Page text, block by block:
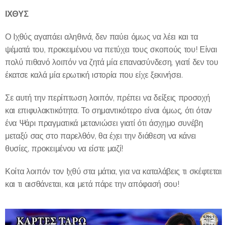
ΙΧΘΥΣ
Ο Ιχθύς αγαπάει αληθινά, δεν παύει όμως να λέει και τα
ψέματά του, προκειμένου να πετύχει τους σκοπούς του! Είναι
πολύ πιθανό λοιπόν να ζητά μία επανασύνδεση, γιατί δεν του
έκατσε καλά μία ερωτική ιστορία που είχε ξεκινήσει.
Σε αυτή την περίπτωση λοιπόν, πρέπει να δείξεις προσοχή
και επιφυλακτικότητα. Το σημαντικότερο είναι όμως, ότι όταν
ένα Ψάρι πραγματικά μετανιώσει γιατί ότι άσχημο συνέβη
μεταξύ σας στο παρελθόν, θα έχει την διάθεση να κάνει
θυσίες, προκειμένου να είστε μαζί!
Κοίτα λοιπόν τον Ιχθύ στα μάτια, για να καταλάβεις τι σκέφτεται
και τι αισθάνεται, και μετά πάρε την απόφασή σου!